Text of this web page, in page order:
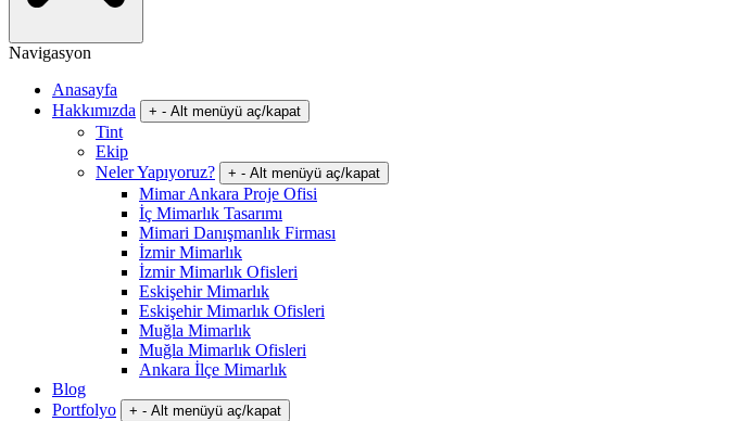
Navigasyon
Anasayfa
Hakkımızda
+ - Alt menüyü aç/kapat
Tint
Ekip
Neler Yapıyoruz?
+ - Alt menüyü aç/kapat
Mimar Ankara Proje Ofisi
İç Mimarlık Tasarımı
Mimari Danışmanlık Firması
İzmir Mimarlık
İzmir Mimarlık Ofisleri
Eskişehir Mimarlık
Eskişehir Mimarlık Ofisleri
Muğla Mimarlık
Muğla Mimarlık Ofisleri
Ankara İlçe Mimarlık
Blog
Portfolyo
+ - Alt menüyü aç/kapat